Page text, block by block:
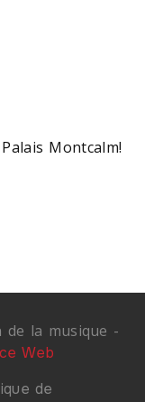
Montcalm!
de la musique -
Web
de